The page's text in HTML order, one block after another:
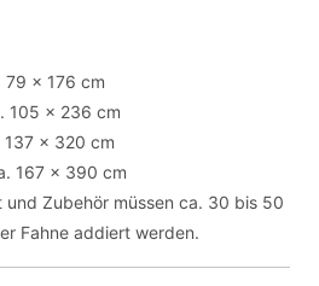
79 x 176 cm
105 x 236 cm
137 x 320 cm
167 x 390 cm
und Zubehör müssen ca. 30 bis 50
Fahne addiert werden.